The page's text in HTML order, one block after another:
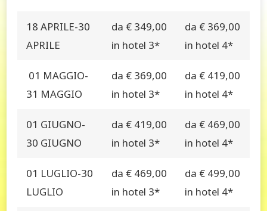
18 APRILE-30
APRILE
da € 349,00
in hotel 3*
da € 369,00
in hotel 4*
01 MAGGIO-
31 MAGGIO
da € 369,00
in hotel 3*
da € 419,00
in hotel 4*
01 GIUGNO-
30 GIUGNO
da € 419,00
in hotel 3*
da € 469,00
in hotel 4*
01 LUGLIO-30
LUGLIO
da € 469,00
in hotel 3*
da € 499,00
in hotel 4*